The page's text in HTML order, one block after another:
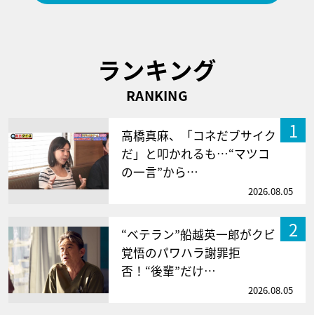
ランキング
RANKING
1
高橋真麻、「コネだブサイク
だ」と叩かれるも…“マツコ
の一言”から…
2026.08.05
2
“ベテラン”船越英一郎がクビ
覚悟のパワハラ謝罪拒
否！“後輩”だけ…
2026.08.05